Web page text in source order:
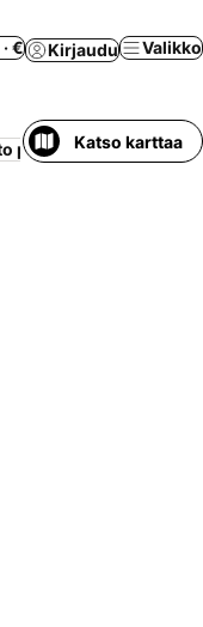
€ Kirjaudu Valikko
palveluilla Uima-allas
Katso karttaa